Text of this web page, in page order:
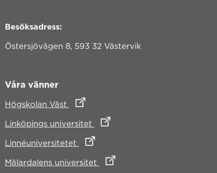
Besöksadress:
Östersjövägen 8, 593 32 Västervik
Våra vänner
Högskolan Väst Länk till annan webbplats
Linköpings universitet Länk till annan webbplats
Linnéuniversitetet Länk till annan webbplats
Mälardalens universitet Länk till annan webbplats